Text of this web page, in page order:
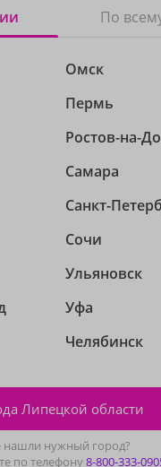
По
Омск
Пермь
Ростов-на-
Самара
Санкт-
Сочи
Ульяновск
Уфа
Челябинск
Липецкой области
нашли нужный город?
по телефону8-800-333-